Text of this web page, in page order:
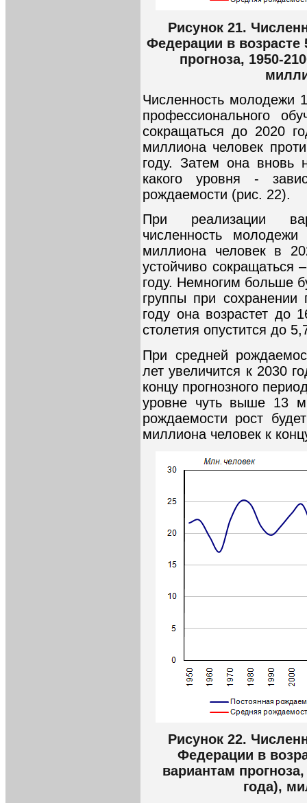
Рисунок 21.
Федерации в возрасте
прогноза, 1950-
Численность молодежи
профессионального
сокращаться до 2020
миллиона человек
году. Затем она вновь
какого уровня -
рождаемости (рис. 22).
При реализации
численность
миллиона человек в
устойчиво сокращаться
году. Немногим больше
группы при сохранении
году она возрастет до
столетия опустится до
При средней
лет увеличится к 2030
концу прогнозного
уровне чуть выше 13
рождаемости рост
миллиона человек к
Рисунок 22.
Федерации в
вариантам
года),